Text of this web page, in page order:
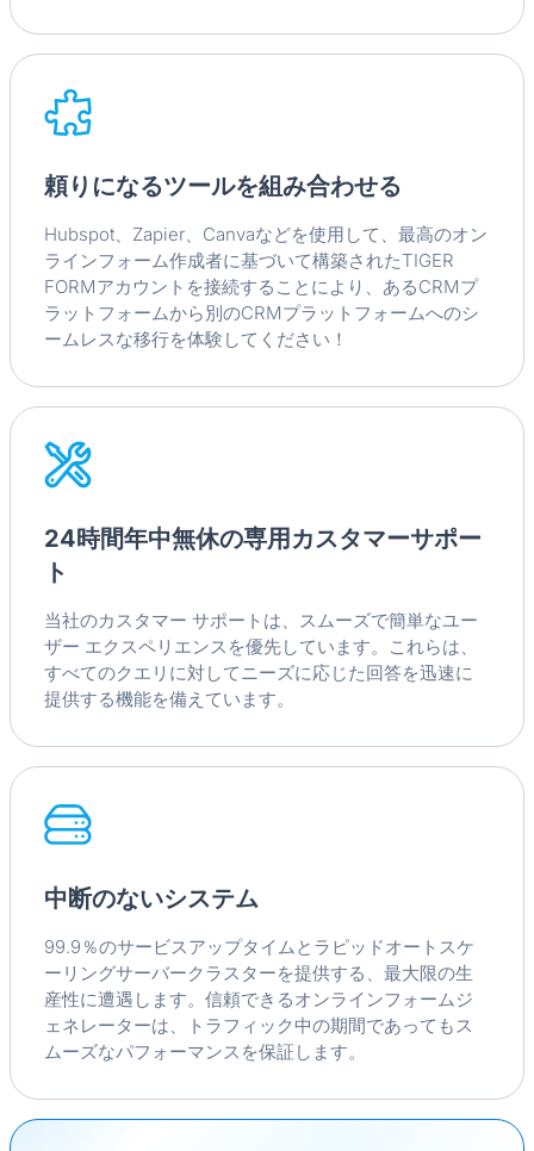
頼りになるツールを組み合わせる
Hubspot、Zapier、Canvaなどを使用して、最高のオン
ラインフォーム作成者に基づいて構築されたTIGER
FORMアカウントを接続することにより、あるCRMプ
ラットフォームから別のCRMプラットフォームへのシ
ームレスな移行を体験してください！
24時間年中無休の専用カスタマーサポー
ト
当社のカスタマー サポートは、スムーズで簡単なユー
ザー エクスペリエンスを優先しています。これらは、
すべてのクエリに対してニーズに応じた回答を迅速に
提供する機能を備えています。
中断のないシステム
99.9％のサービスアップタイムとラピッドオートスケ
ーリングサーバークラスターを提供する、最大限の生
産性に遭遇します。信頼できるオンラインフォームジ
ェネレーターは、トラフィック中の期間であってもス
ムーズなパフォーマンスを保証します。